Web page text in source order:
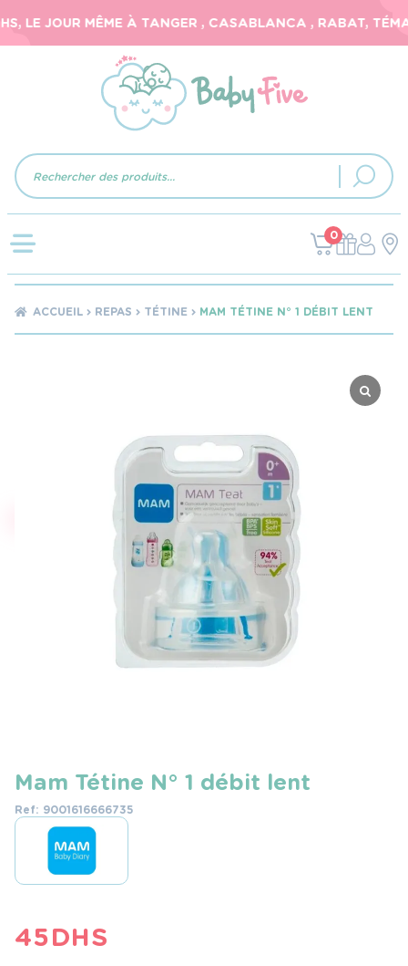
LE JOUR MÊME À TANGER , CASABLANCA , RABAT,
Recherche
de
produits
0
ACCUEIL REPAS TÉTINE MAM TÉTINE N° 1 DÉBIT LENT
Mam Tétine N° 1 débit lent
Ref: 9001616666735
45DHS